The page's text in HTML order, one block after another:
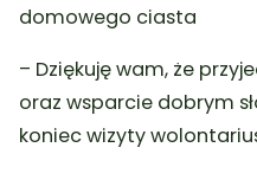
domowego ciasta
– Dziękuję wam, że
oraz wsparcie dobrym
koniec wizyty